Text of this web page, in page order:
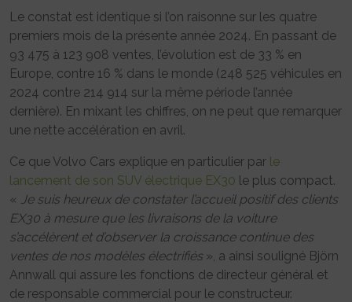
Le constat est identique si l’on raisonne sur les quatre
premiers mois de la présente année 2024. En passant de
93 475 à 123 908 ventes, l’évolution est de 33 % en
Europe, contre 16 % dans le monde (248 525 véhicules en
2024 contre 214 914 sur la même période l’année
dernière). En mixant les chiffres, on ne peut que remarquer
une nette accélération en avril.
Ce que Volvo Cars explique en particulier par le
lancement de son SUV électrique EX30 le plus compact.
« Je suis heureux de constater l’accueil positif des clients
EX30 à mesure que les livraisons de la voiture
s’accélèrent et d’observer la croissance continue des
ventes de nos modèles électrifiés», a ainsi souligné Björn
Annwall qui assure les fonctions de directeur général et
de responsable commercial pour le constructeur.